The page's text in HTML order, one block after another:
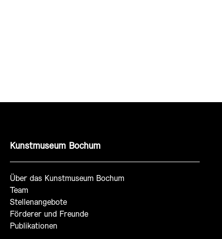
Kunstmuseum Bochum
Über das Kunstmuseum Bochum
Team
Stellenangebote
Förderer und Freunde
Publikationen